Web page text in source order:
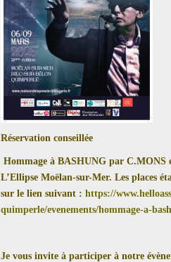
Réservation conseillée
Hommage à BASHUNG par C.MONS
L’Ellipse Moëlan-sur-Mer. Les places
sur le lien suivant : https://
quimperle/evenements/hommage-a-
Je vous invite à participer à notre